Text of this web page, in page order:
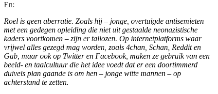
En:
Roel is geen aberratie. Zoals hij – jonge, overtuigde antisemieten
met een gedegen opleiding die niet uit gestaalde neonazistische
kaders voortkomen – zijn er tallozen. Op internetplatforms waar
vrijwel alles gezegd mag worden, zoals 4chan, Schan, Reddit en
Gab, maar ook op Twitter en Facebook, maken ze gebruik van een
beeld- en taalcultuur die het idee voedt dat er een doortimmerd
duivels plan gaande is om hen – jonge witte mannen – op
achterstand te zetten.